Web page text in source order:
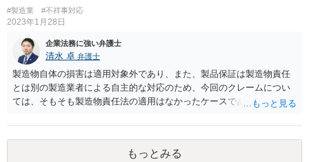
要求をしたことによって締結に至らなかった場合において，Ｙが，開
発等の続行に難色を示すＸに対し，Ａから具体的な発注を受けていな
り，具体的な発注内容を記載した発注書及び条件提示書を交付するな
どし，ゲーム機の売買契約が確実に締結されるとの過大な期待を抱か
せてゲーム機の開発，製造に至らせたなど判示の事情の下では，Ｙ
は，Ｘに対する契約準備段階における信義則上の注意義務に違反した
ものとして，これによりＸに生じた損害を賠償する責任を負う。」
#製造業 #不祥事対応
2023年1月28日
企業法務に強い弁護士
清水 卓 弁護士
製造物自体の損害は適用対象外であり、また、製品保証は製造物責任
とは別の製造業者による自主的な対応のため、今回のクレームについ
ては、そもそも製造物責任法の適用はなかったケースである可能性が
行為責任、契約不適合責任、債務不履行責任等の問題が生じる可能性
が、ありますが、そのためには、被害者側で加害者の過失や品質の契
約不適合等を立証する必要があります。 今回のケースのように、販
もっとみる